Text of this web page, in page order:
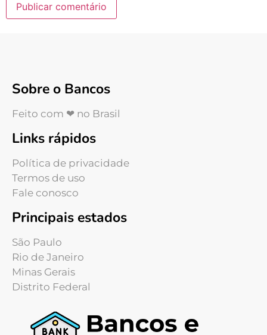
Sobre o Bancos
Feito com ❤ no Brasil
Links rápidos
Política de privacidade
Termos de uso
Fale conosco
Principais estados
São Paulo
Rio de Janeiro
Minas Gerais
Distrito Federal